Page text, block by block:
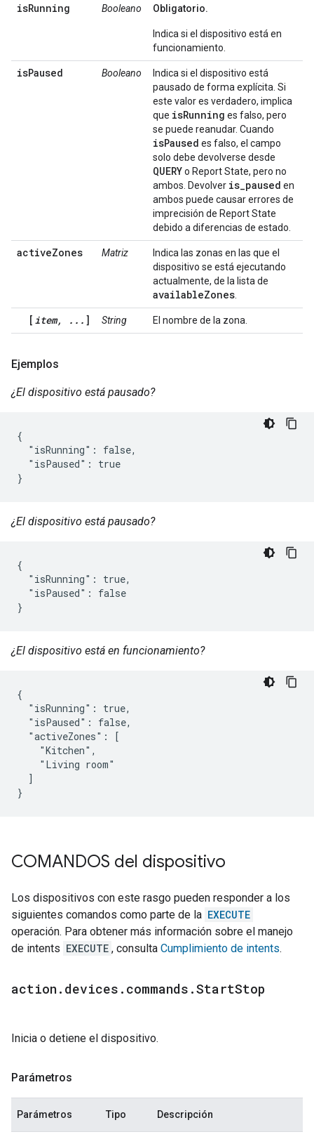
isRunning Booleano Obligatorio.
Indica si el dispositivo está en
funcionamiento.
isPaused Booleano
Indica si el dispositivo está
pausado de forma explícita. Si
este valor es verdadero, implica
que isRunning es falso, pero
se puede reanudar. Cuando
isPaused es falso, el campo
solo debe devolverse desde
QUERYo Report State, pero no
ambos. Devolver is_paused en
ambos puede causar errores de
imprecisión de Report State
debido a diferencias de estado.
activeZones Matriz
Indica las zonas en las que el
dispositivo se está ejecutando
actualmente, de la lista de
availableZones
[ item, ... ] String El nombre de la zona.
Ejemplos
¿El dispositivo está pausado?
{
  "isRunning": false,
  "isPaused": true
}
¿El dispositivo está pausado?
{
  "isRunning": true,
  "isPaused": false
}
¿El dispositivo está en funcionamiento?
{
  "isRunning": true,
  "isPaused": false,
  "activeZones": [
    "Kitchen",
    "Living room"
  ]
}
COMANDOS del dispositivo
Los dispositivos con este rasgo pueden responder a los
siguientes comandos como parte de la EXECUTE
operación. Para obtener más información sobre el manejo
de intents EXECUTE , consulta Cumplimiento de intents.
action . devices . commands .StartStop
Inicia o detiene el dispositivo.
Parámetros
Parámetros Tipo Descripción